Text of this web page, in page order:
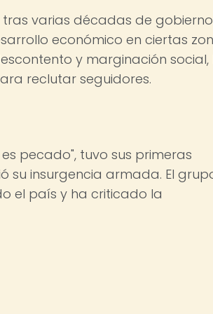
tras varias décadas de
económico en ciertas
y marginación social,
reclutar seguidores.
pecado", tuvo sus primeras
su insurgencia armada. El
el país y ha criticado la